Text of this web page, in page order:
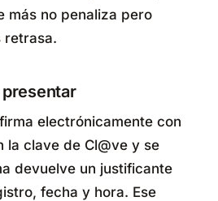
más no penaliza pero
retrasa.
presentar
electrónicamente con
la clave de Cl@ve y se
devuelve un justificante
fecha y hora. Ese